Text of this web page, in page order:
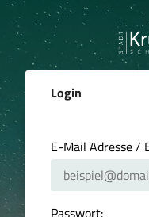
Login
E-Mail Adresse /
Passwort: